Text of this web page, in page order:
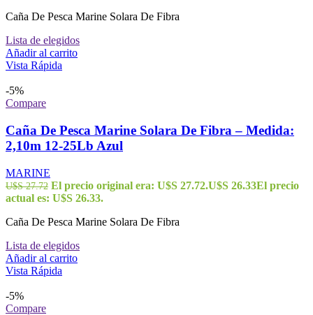
Caña De Pesca Marine Solara De Fibra
Lista de elegidos
Añadir al carrito
Vista Rápida
-5%
Compare
Caña De Pesca Marine Solara De Fibra – Medida:
2,10m 12-25Lb Azul
MARINE
U$S27.72 El precio original era: U$S 27.72.U$S 26.33El precio
actual es: U$S 26.33.
Caña De Pesca Marine Solara De Fibra
Lista de elegidos
Añadir al carrito
Vista Rápida
-5%
Compare